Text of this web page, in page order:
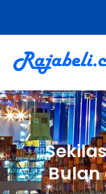
Bulan